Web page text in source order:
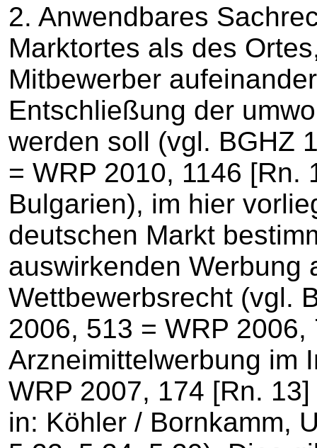
2. Anwendbares
Marktortes als des
Mitbewerber
Entschließung der
werden soll (vgl. BGHZ
= WRP 2010, 1146 [Rn.
Bulgarien), im hier
deutschen Markt
auswirkenden Werbung
Wettbewerbsrecht (vgl.
2006, 513 = WRP
Arzneimittelwerbung im
WRP 2007, 174 [Rn.
in: Köhler / Bornkamm,